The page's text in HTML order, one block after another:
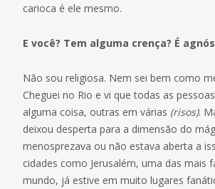
carioca é ele mesmo.
E você? Tem alguma crença? É
Não sou religiosa. Nem sei bem como
Cheguei no Rio e vi que todas as
alguma coisa, outras em várias (risos).
deixou desperta para a dimensão do
menosprezava ou não estava aberta a
cidades como Jerusalém, uma das mais
mundo, já estive em muito lugares